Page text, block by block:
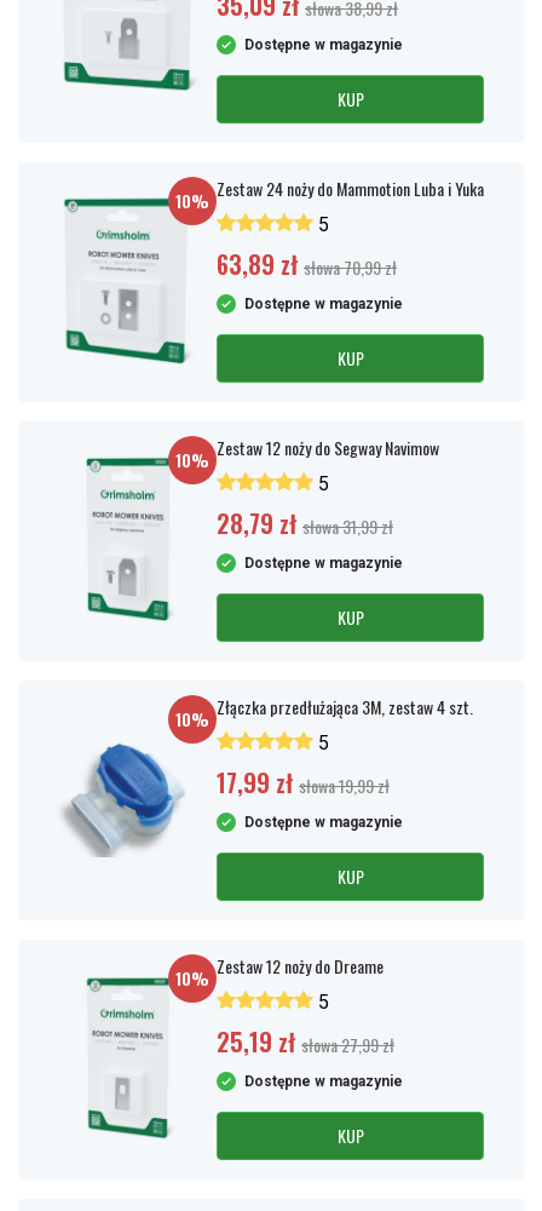
słowa 38,99 zł
Dostępne w magazynie
KUP
10% Zestaw 24 noży do Mammotion Luba i Yuka
5
63,89 zł słowa 70,99 zł
Dostępne w magazynie
KUP
10% Zestaw 12 noży do Segway Navimow
5
28,79 zł słowa 31,99 zł
Dostępne w magazynie
KUP
10% Złączka przedłużająca 3M, zestaw 4 szt.
5
17,99 zł słowa 19,99 zł
Dostępne w magazynie
KUP
10% Zestaw 12 noży do Dreame
5
25,19 zł słowa 27,99 zł
Dostępne w magazynie
KUP